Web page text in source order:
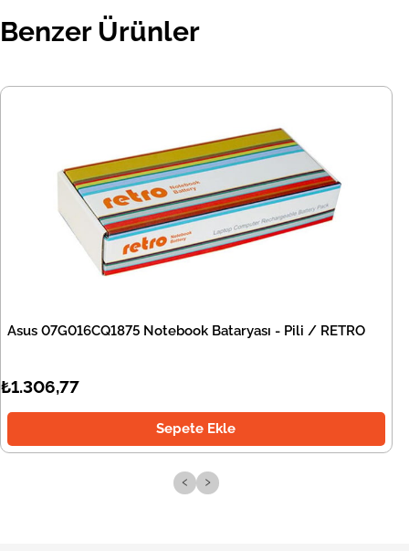
Benzer Ürünler
Asus 07G016CQ1875 Notebook Bataryası - Pili / RETRO
₺1.306,77
Sepete Ekle
‹ ›